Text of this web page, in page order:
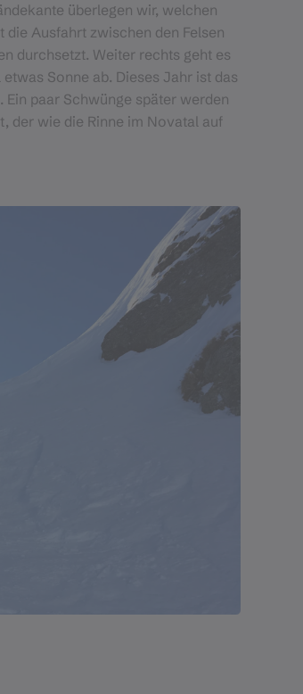
überlegen wir, welchen
Ausfahrt zwischen den Felsen
durchsetzt. Weiter rechts geht es
Sonne ab. Dieses Jahr ist das
paar Schwünge später werden
der wie die Rinne im Novatal auf